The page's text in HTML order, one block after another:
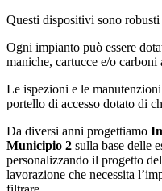
Questi dispositivi sono robusti
Ogni impianto può essere
maniche, cartucce e/o
Le ispezioni e le
portello di accesso dotato di
Da diversi anni progettiamo
Municipio 2 sulla base delle
personalizzando il progetto
lavorazione che necessita